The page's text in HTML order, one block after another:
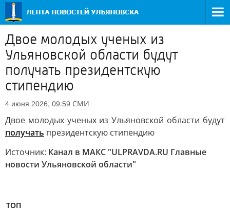
Двое молодых ученых из
Ульяновской области будут
получать президентскую
стипендию
4 июня 2026, 09:59 СМИ
Двое молодых ученых из Ульяновской области будут
получать президентскую стипендию
Источник: Канал в МАКС "ULPRAVDA.RU Главные
новости Ульяновской области"
ТОП